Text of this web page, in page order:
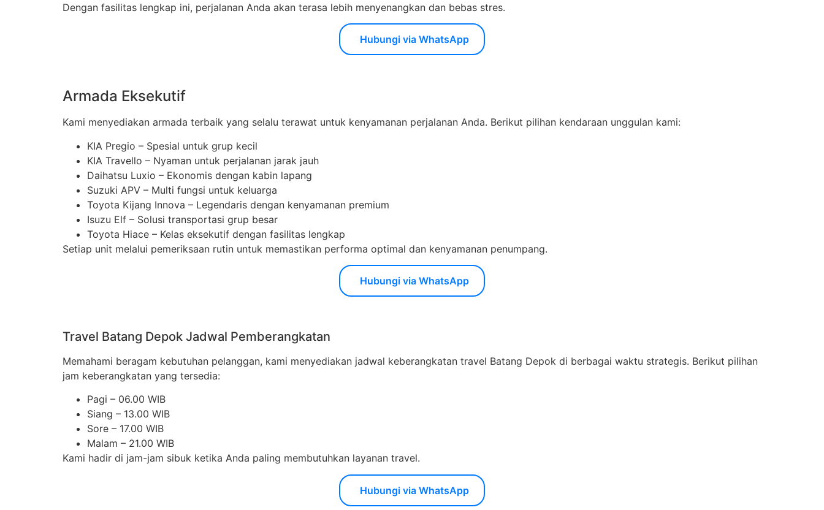
Dengan fasilitas lengkap ini, perjalanan Anda akan terasa lebih menyenangkan dan bebas stres.
Hubungi via WhatsApp
Armada Eksekutif
Kami menyediakan armada terbaik yang selalu terawat untuk kenyamanan perjalanan Anda. Berikut pilihan kendaraan unggulan kami:
KIA Pregio – Spesial untuk grup kecil
KIA Travello – Nyaman untuk perjalanan jarak jauh
Daihatsu Luxio – Ekonomis dengan kabin lapang
Suzuki APV – Multi fungsi untuk keluarga
Toyota Kijang Innova – Legendaris dengan kenyamanan premium
Isuzu Elf – Solusi transportasi grup besar
Toyota Hiace – Kelas eksekutif dengan fasilitas lengkap
Setiap unit melalui pemeriksaan rutin untuk memastikan performa optimal dan kenyamanan penumpang.
Hubungi via WhatsApp
Travel Batang Depok Jadwal Pemberangkatan
Memahami beragam kebutuhan pelanggan, kami menyediakan jadwal keberangkatan travel Batang Depok di berbagai waktu strategis. Berikut pilihan
jam keberangkatan yang tersedia:
Pagi – 06.00 WIB
Siang – 13.00 WIB
Sore – 17.00 WIB
Malam – 21.00 WIB
Kami hadir di jam-jam sibuk ketika Anda paling membutuhkan layanan travel.
Hubungi via WhatsApp